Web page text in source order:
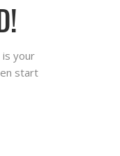
your
start